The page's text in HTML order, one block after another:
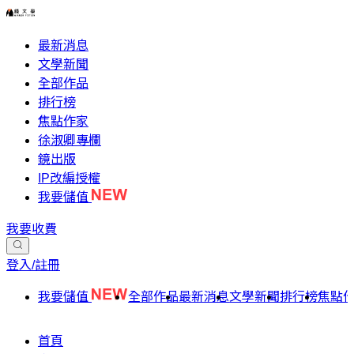
最新消息
文學新聞
全部作品
排行榜
焦點作家
徐淑卿專欄
鏡出版
IP改編授權
我要儲值
我要收費
登入/註冊
我要儲值 全部作品最新消息文學新聞排行榜焦點
首頁